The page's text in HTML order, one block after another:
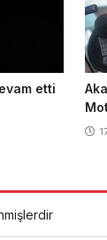
etti